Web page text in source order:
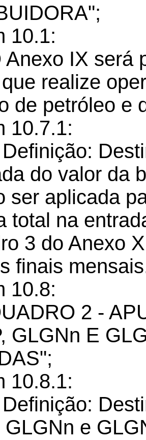
10.1:
Anexo IX será
realize
de petróleo e
10.7.1:
do valor da
ser aplicada
total na
3 do Anexo
finais
10.8:
2 -
GLGNn E
10.8.1:
GLGNn e